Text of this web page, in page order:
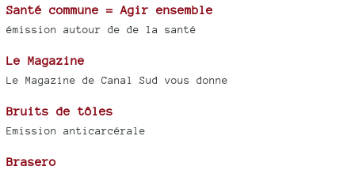
Santé commune = Agir ensemble
émission autour de de la santé
Le Magazine
Le Magazine de Canal Sud vous donne
Bruits de tôles
Emission anticarcérale
Brasero